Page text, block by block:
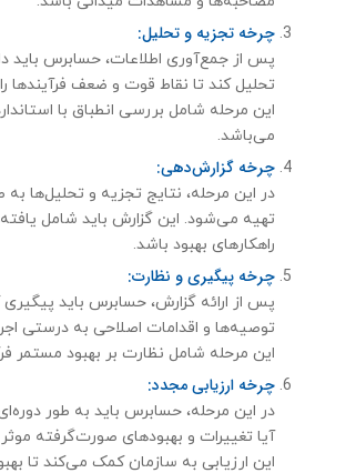
چرخه تجزیه و تحلیل:
پس از جمع‌آوری اطلاعات، حسابرس باید
تحلیل کند تا نقاط قوت و ضعف فرآیندها
این مرحله شامل بررسی انطباق با
می‌باشد.
چرخه گزارش‌دهی:
در این مرحله، نتایج تجزیه و تحلیل‌ها
تهیه می‌شود. این گزارش باید شامل
راهکارهای بهبود باشد.
چرخه پیگیری و نظارت:
پس از ارائه گزارش، حسابرس باید پیگیری
توصیه‌ها و اقدامات اصلاحی به درستی
این مرحله شامل نظارت بر بهبود مستمر
چرخه ارزیابی مجدد:
در این مرحله، حسابرس باید به طور
آیا تغییرات و بهبودهای صورت‌گرفته موثر
این ارزیابی به سازمان کمک می‌کند تا